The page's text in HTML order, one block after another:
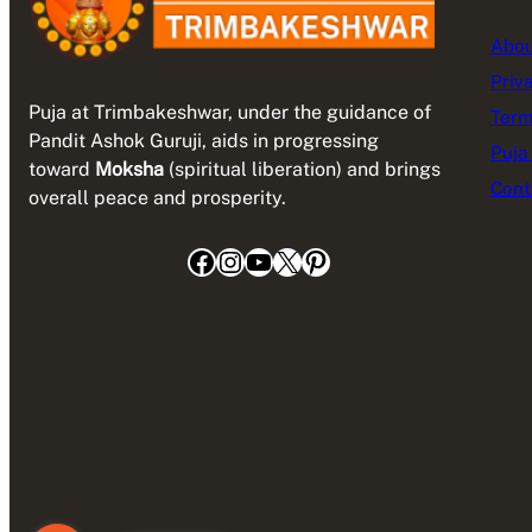
Puja at Trimbakeshwar, under the guidance of
Pandit Ashok Guruji, aids in progressing
toward Moksha (spiritual liberation) and brings
overall peace and prosperity.
Facebook InstagramYouTube X Pinterest